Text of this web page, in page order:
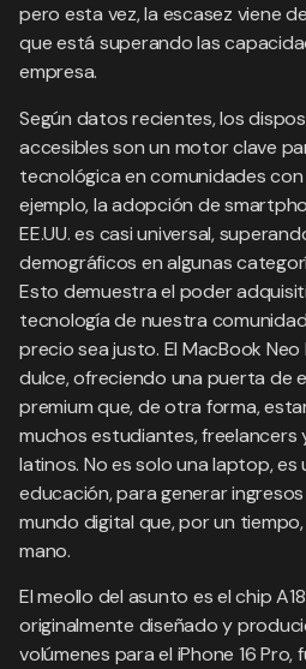
pero esta vez, la escasez viene
que está superando las
empresa.
Según datos recientes, los
accesibles son un motor clave
tecnológica en comunidades
ejemplo, la adopción de
EE.UU. es casi universal,
demográficos en algunas
Esto demuestra el poder
tecnología de nuestra
precio sea justo. El MacBook
dulce, ofreciendo una puerta de
premium que, de otra forma,
muchos estudiantes, freelancers
latinos. No es solo una laptop,
educación, para generar
mundo digital que, por un
mano.
El meollo del asunto es el chip
originalmente diseñado y
volúmenes para el iPhone 16